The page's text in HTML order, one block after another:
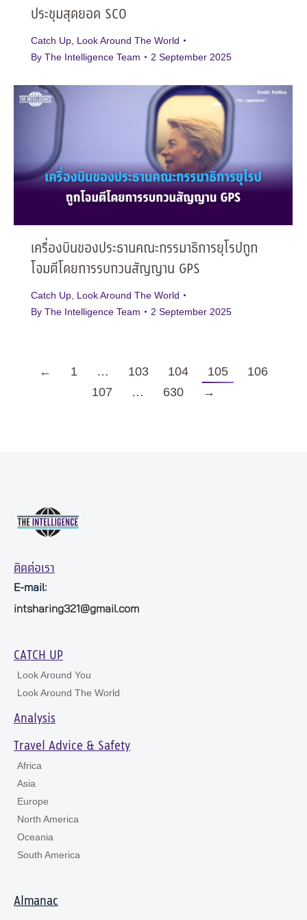
ประชุมสุดยอด SCO
Catch Up Look Around The World
By The Intelligence Team 2 September 2025
เครื่องบินของประธานคณะกรรมาธิการยุโรปถูก
โจมตีโดยการรบกวนสัญญาน GPS
Catch Up Look Around The World
By The Intelligence Team 2 September 2025
← 1 … 103 104 105
106
107
… 630 →
ติดต่อเรา
E-mail:
intsharing321@gmail.com
CATCH UP
Look Around You
Look Around The World
Analysis
Travel Advice & Safety
Africa
Asia
Europe
North America
Oceania
South America
Almanac